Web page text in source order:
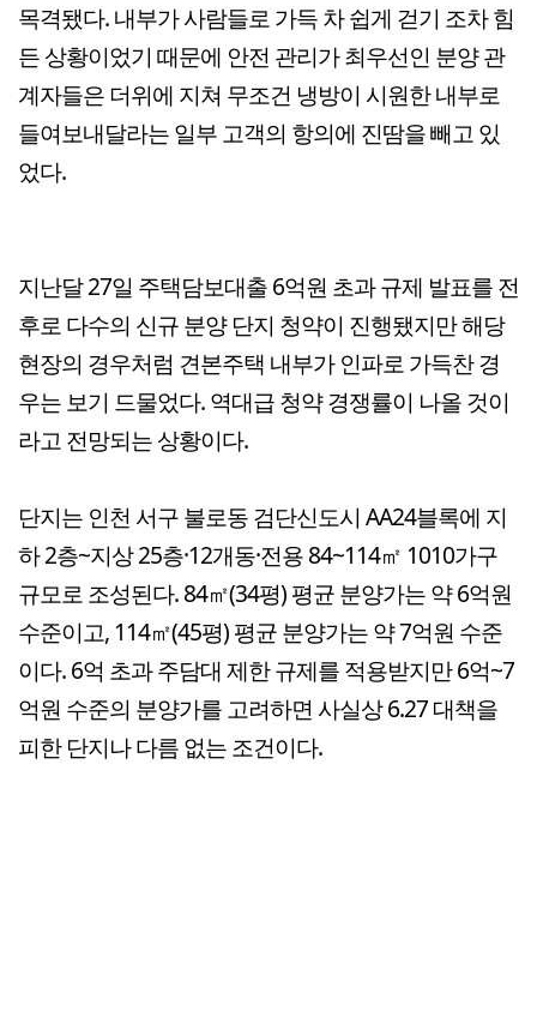
목격됐다. 내부가 사람들로 가득 차 쉽게 걷기 조차 힘
든 상황이었기 때문에 안전 관리가 최우선인 분양 관
계자들은 더위에 지쳐 무조건 냉방이 시원한 내부로
들여보내달라는 일부 고객의 항의에 진땀을 빼고 있
었다.
지난달 27일 주택담보대출 6억원 초과 규제 발표를 전
후로 다수의 신규 분양 단지 청약이 진행됐지만 해당
현장의 경우처럼 견본주택 내부가 인파로 가득찬 경
우는 보기 드물었다. 역대급 청약 경쟁률이 나올 것이
라고 전망되는 상황이다.
단지는 인천 서구 불로동 검단신도시 AA24블록에 지
하 2층~지상 25층·12개동·전용 84~114㎡ 1010가구
규모로 조성된다. 84㎡(34평) 평균 분양가는 약 6억원
수준이고, 114㎡(45평) 평균 분양가는 약 7억원 수준
이다. 6억 초과 주담대 제한 규제를 적용받지만 6억~7
억원 수준의 분양가를 고려하면 사실상 6.27 대책을
피한 단지나 다름 없는 조건이다.